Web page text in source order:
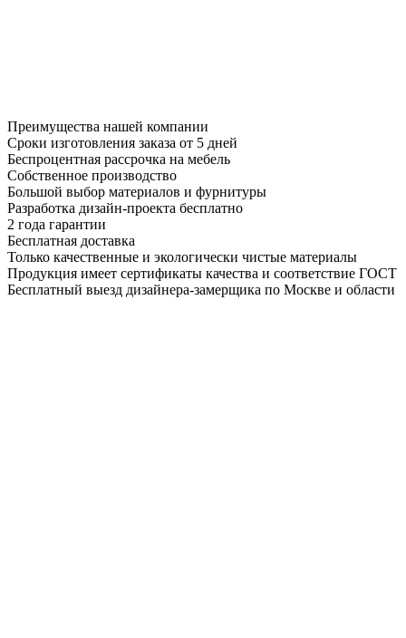
Преимущества нашей компании
Сроки изготовления заказа от 5 дней
Беспроцентная рассрочка на мебель
Собственное производство
Большой выбор материалов и фурнитуры
Разработка дизайн-проекта бесплатно
2 года гарантии
Бесплатная доставка
Только качественные и экологически чистые материалы
Продукция имеет сертификаты качества и соответствие ГОСТ
Бесплатный выезд дизайнера-замерщика по Москве и области